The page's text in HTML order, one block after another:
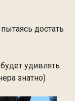
достать
удивлять
знатно)